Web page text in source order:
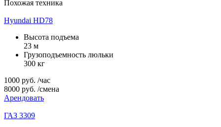
Похожая техника
Hyundai HD78
Высота подъема
23 м
Грузоподъемность люльки
300 кг
1000 руб. /час
8000 руб. /смена
Арендовать
ГАЗ 3309